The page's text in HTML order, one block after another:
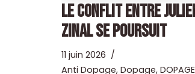
LE CONFLIT ENTRE
ZINAL SE POURSUIT
11 juin 2026
Anti Dopage, Dopage,